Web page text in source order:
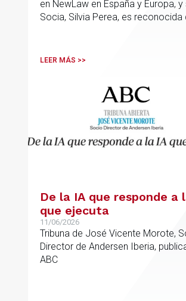
en NewLaw en España y Europa, y
Socia, Silvia Perea, es reconocida
LEER MÁS >>
De la IA que responde a
que ejecuta
11/06/2026
Tribuna de José Vicente Morote,
Director de Andersen Iberia,
ABC